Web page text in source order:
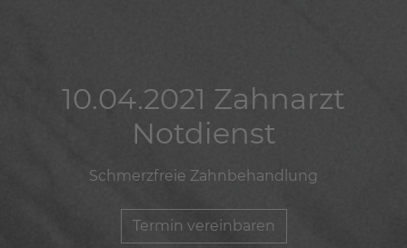
10.04.2021 Zahnarzt
Notdienst
Schmerzfreie Zahnbehandlung
Termin vereinbaren
10.04.2021 Zahnarzt
Notdienst
Schmerzfreie Zahnbehandlung
Termin vereinbaren
10.04.2021 Zahnarzt
Notdienst
Schmerzfreie Zahnbehandlung
Termin vereinbaren